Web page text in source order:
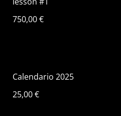
750,00 €
Calendario 2025
25,00 €